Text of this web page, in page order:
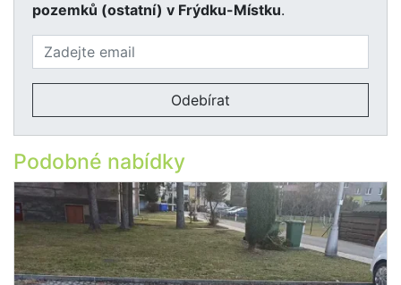
pozemků (ostatní) v Frýdku-Místku.
Odebírat
Podobné nabídky